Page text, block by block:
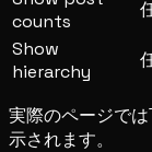
counts
Show
hierarchy
実際のページで
示されます。